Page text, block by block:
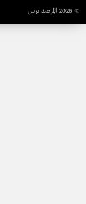
© 2026 المرصد برس